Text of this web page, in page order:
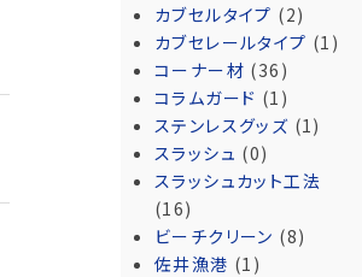
カブセルタイプ (2)
カブセレールタイプ (1)
コーナー材 (36)
コラムガード (1)
ステンレスグッズ (1)
スラッシュ (0)
スラッシュカット工法
(16)
ビーチクリーン (8)
佐井漁港 (1)